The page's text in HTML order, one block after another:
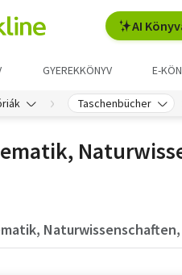
AI
GYEREKKÖNYV E-
Taschenbücher